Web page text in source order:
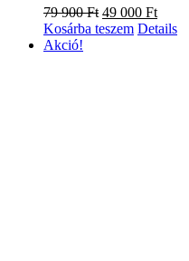
79 900Ft Original
price
49 000 Ft
price
Kosárba teszem Details
Akció!